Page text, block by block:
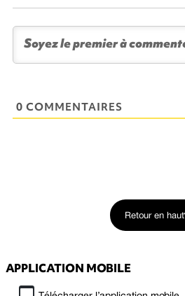
0 COMMENTAIRES
Retour en haut
APPLICATION MOBILE